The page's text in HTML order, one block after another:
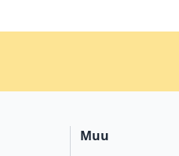
Muu